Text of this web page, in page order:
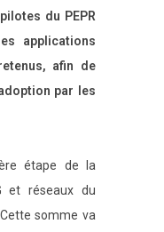
du PEPR
applications
afin de
par les
étape de la
et réseaux du
somme va